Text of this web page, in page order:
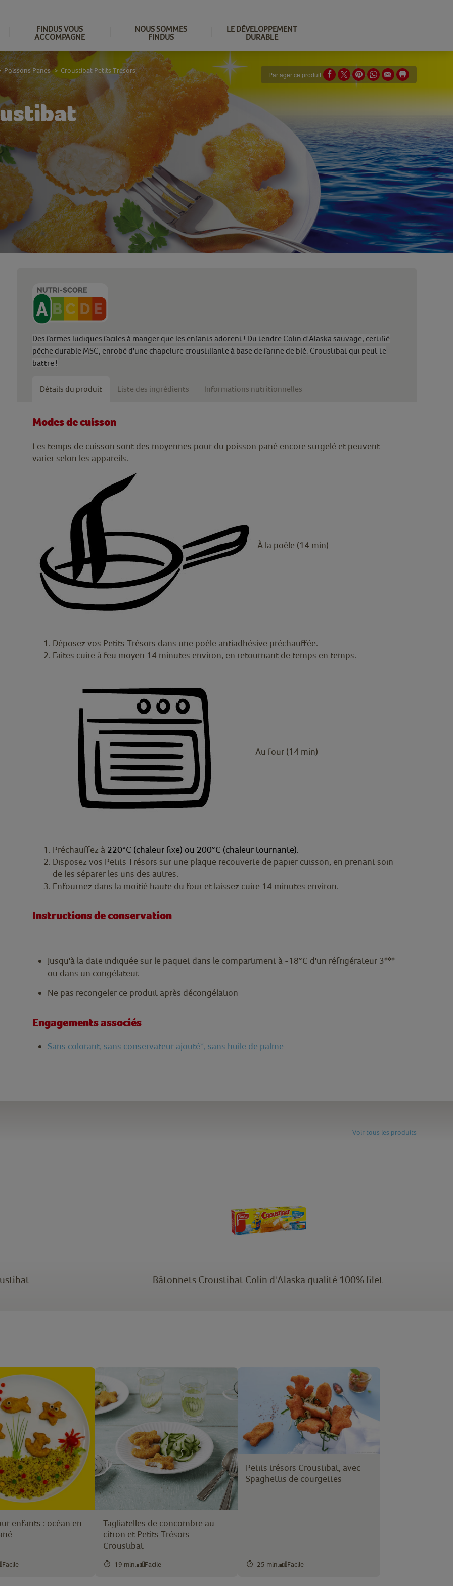
FINDUS VOUS
ACCOMPAGNE
NOUS SOMMES
FINDUS
LE DÉVELOPPEMENT
DURABLE
Poissons Panés > Croustibat Petits Trésors Partager ce produit
Des formes ludiques faciles à manger que les enfants adorent ! Du tendre Colin d'Alaska sauvage, certifié
pêche durable MSC, enrobé d'une chapelure croustillante à base de farine de blé. Croustibat qui peut te
battre !
Détails du produit Liste des ingrédients Informations nutritionnelles
Modes de cuisson
Les temps de cuisson sont des moyennes pour du poisson pané encore surgelé et peuvent
varier selon les appareils.
À la poêle (14 min)
Déposez vos Petits Trésors dans une poêle antiadhésive préchauffée.
Faites cuire à feu moyen 14 minutes environ, en retournant de temps en temps.
Au four (14 min)
Préchauffez à 220°C (chaleur fixe) ou 200°C (chaleur tournante).
Disposez vos Petits Trésors sur une plaque recouverte de papier cuisson, en prenant soin
de les séparer les uns des autres.
Enfournez dans la moitié haute du four et laissez cuire 14 minutes environ.
Instructions de conservation
Jusqu'à la date indiquée sur le paquet dans le compartiment à -18°C d'un réfrigérateur 3***
ou dans un congélateur.
Ne pas recongeler ce produit après décongélation
Engagements associés
Sans colorant, sans conservateur ajouté*, sans huile de palme
Voir tous les produits
Bâtonnets Croustibat Colin d'Alaska qualité 100% filet
enfants : océan en
Facile
Tagliatelles de concombre au
citron et Petits Trésors
Croustibat
19 min. Facile
Petits trésors Croustibat, avec
Spaghettis de courgettes
25 min. Facile